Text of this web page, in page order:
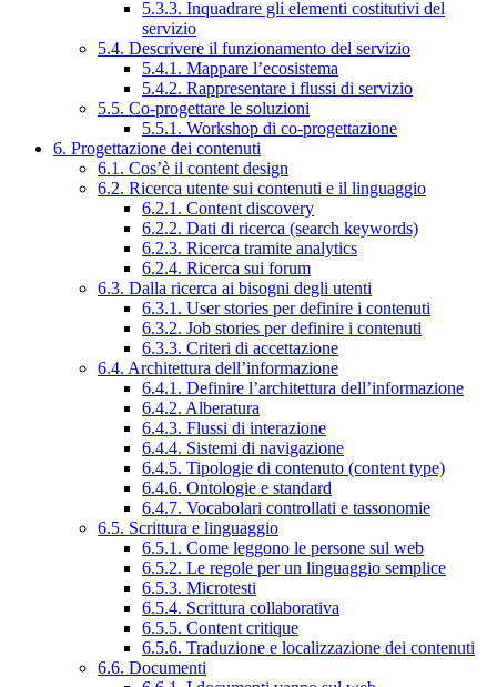
5.3.3. Inquadrare gli elementi costitutivi del
servizio
5.4. Descrivere il funzionamento del servizio
5.4.1. Mappare l’ecosistema
5.4.2. Rappresentare i flussi di servizio
5.5. Co-progettare le soluzioni
5.5.1. Workshop di co-progettazione
6. Progettazione dei contenuti
6.1. Cos’è il content design
6.2. Ricerca utente sui contenuti e il linguaggio
6.2.1. Content discovery
6.2.2. Dati di ricerca (search keywords)
6.2.3. Ricerca tramite analytics
6.2.4. Ricerca sui forum
6.3. Dalla ricerca ai bisogni degli utenti
6.3.1. User stories per definire i contenuti
6.3.2. Job stories per definire i contenuti
6.3.3. Criteri di accettazione
6.4. Architettura dell’informazione
6.4.1. Definire l’architettura dell’informazione
6.4.2. Alberatura
6.4.3. Flussi di interazione
6.4.4. Sistemi di navigazione
6.4.5. Tipologie di contenuto (content type)
6.4.6. Ontologie e standard
6.4.7. Vocabolari controllati e tassonomie
6.5. Scrittura e linguaggio
6.5.1. Come leggono le persone sul web
6.5.2. Le regole per un linguaggio semplice
6.5.3. Microtesti
6.5.4. Scrittura collaborativa
6.5.5. Content critique
6.5.6. Traduzione e localizzazione dei contenuti
6.6. Documenti